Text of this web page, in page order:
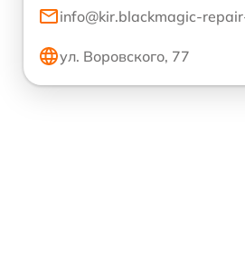
info@kir.blackmagic-
ул. Воровского, 77